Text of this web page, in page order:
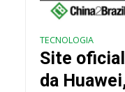
TECNOLOGIA
Site
da